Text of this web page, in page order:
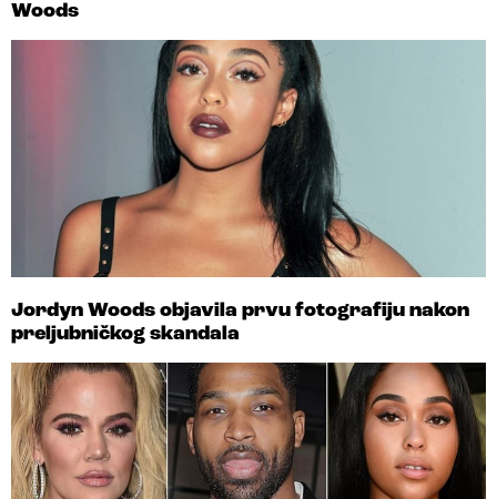
Woods
Jordyn Woods objavila prvu fotografiju nakon
preljubničkog skandala